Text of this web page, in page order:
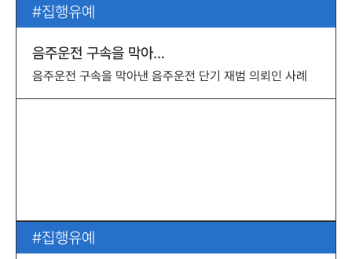
집행유예
음주운전 구속을 막아…
음주운전 구속을 막아낸 음주운전 단기 재범 의뢰인 사례
집행유예